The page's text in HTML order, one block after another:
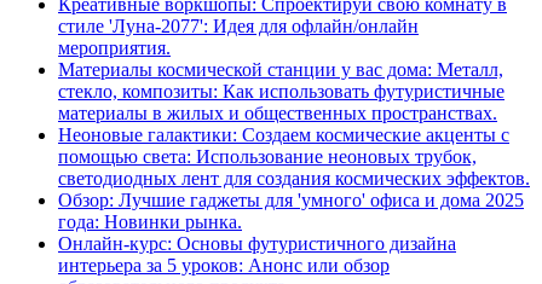
стиле 'Луна-2077': Идея для офлайн/онлайн
мероприятия.
Материалы космической станции у вас дома: Металл,
стекло, композиты: Как использовать футуристичные
материалы в жилых и общественных пространствах.
Неоновые галактики: Создаем космические акценты с
помощью света: Использование неоновых трубок,
светодиодных лент для создания космических эффектов.
Обзор: Лучшие гаджеты для 'умного' офиса и дома 2025
года: Новинки рынка.
Онлайн-курс: Основы футуристичного дизайна
интерьера за 5 уроков: Анонс или обзор